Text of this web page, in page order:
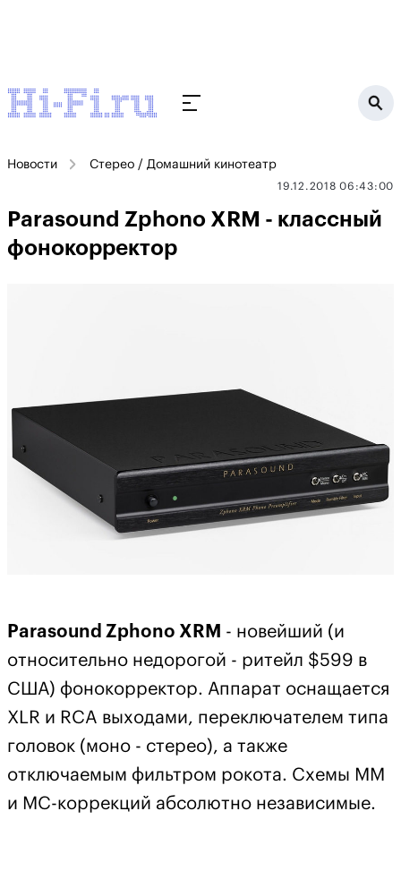
Новости Стерео / Домашний кинотеатр
19.12.2018 06:43:00
Parasound Zphono XRM - классный
фонокорректор
Parasound Zphono XRM - новейший (и
относительно недорогой - ритейл $599 в
США) фонокорректор. Аппарат оснащается
XLR и RCA выходами, переключателем типа
головок (моно - стерео), а также
отключаемым фильтром рокота. Схемы MM
и MC-коррекций абсолютно независимые.